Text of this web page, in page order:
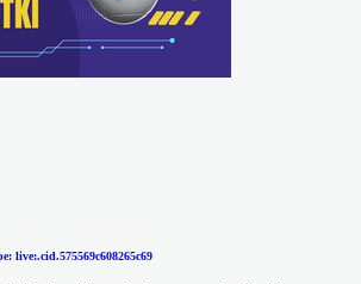
live:.cid.575569c608265c69